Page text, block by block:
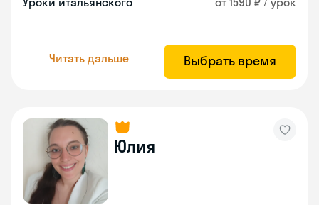
Читать дальше Выбрать время
Юлия